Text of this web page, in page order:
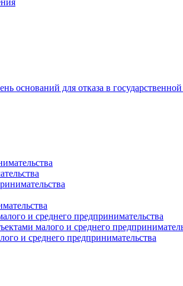
оснований для отказа в
и среднего предпринимательства
малого и среднего
и среднего предпринимательства